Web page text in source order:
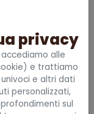
privacy
alle
e trattiamo
e altri dati
personalizzati,
sul